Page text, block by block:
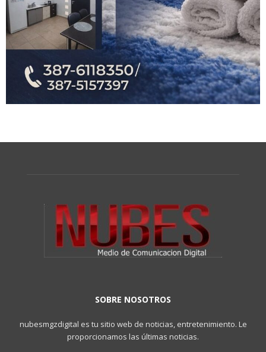
SOBRE NOSOTROS
nubesmgzdigital es tu sitio web de noticias, entretenimiento. Le
proporcionamos las últimas noticias.